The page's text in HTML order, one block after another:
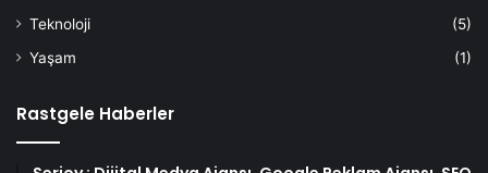
Teknoloji
(5)
Yaşam
(1)
Rastgele Haberler